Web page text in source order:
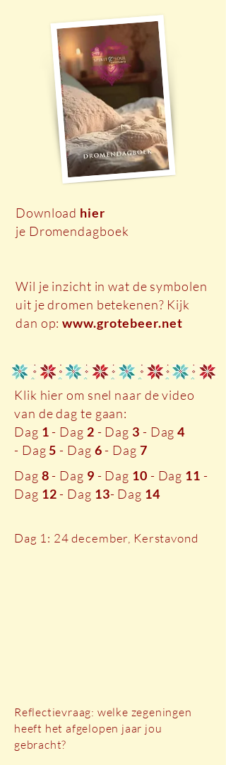
Download hier
je Dromendagboek
Wil je inzicht in wat de symbolen
uit je dromen betekenen? Kijk
dan op:www.grotebeer.net
Klik hier om snel naar de video
van de dag te gaan:
Dag 1- Dag 2 - Dag 3 - Dag4
- Dag5- Dag 6 - Dag 7
Dag 8- Dag 9 - Dag 10 - Dag 11 -
Dag 12- Dag 13- Dag 14
Dag 1: 24 december, Kerstavond
Reflectievraag: welke zegeningen
heeft het afgelopen jaar jou
gebracht?